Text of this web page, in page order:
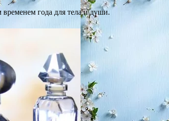
года для тела и души.